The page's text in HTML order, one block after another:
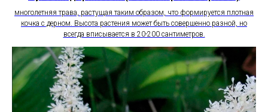
многолетняя трава, растущая таким образом, что формируется плотная
кочка с дерном. Высота растения может быть совершенно разной, но
всегда вписывается в 20-200 сантиметров.